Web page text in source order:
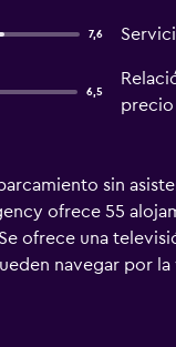
7,6
6,5
precio
sin
ofrece 55
ofrece una
navegar
de sábanas.